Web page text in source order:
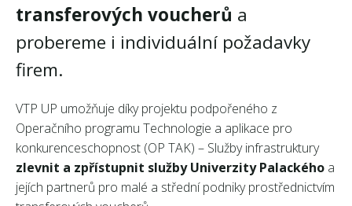
transferových voucherů a
probereme i individuální požadavky
firem.
VTP UP umožňuje díky projektu podpořeného z
Operačního programu Technologie a aplikace pro
konkurenceschopnost (OP TAK) – Služby infrastruktury
zlevnit a zpřístupnit služby Univerzity Palackého a
jejích partnerů pro malé a střední podniky prostřednictvím